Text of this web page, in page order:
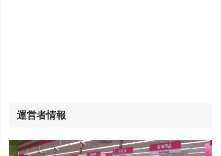
運営者情報